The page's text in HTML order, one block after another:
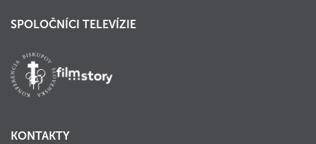
SPOLOČNÍCI TELEVÍZIE
KONTAKTY